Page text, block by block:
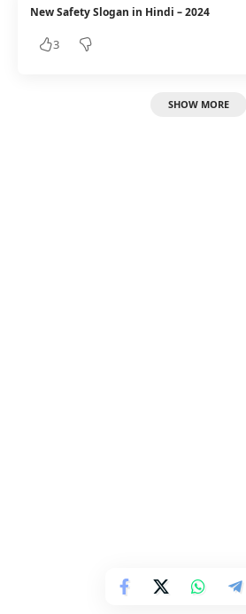
New Safety Slogan in Hindi – 2024
3
SHOW MORE